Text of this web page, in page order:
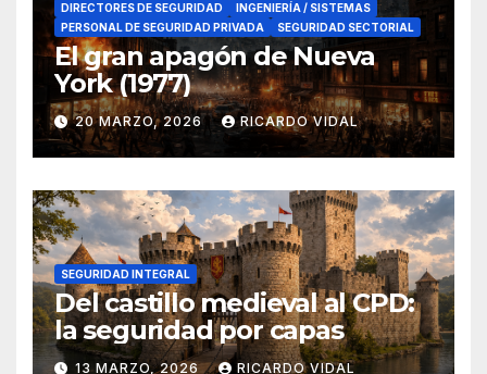
DIRECTORES DE SEGURIDAD
INGENIERÍA / SISTEMAS
PERSONAL DE SEGURIDAD PRIVADA
SEGURIDAD SECTORIAL
El gran apagón de Nueva
York (1977)
20 MARZO, 2026 RICARDO VIDAL
SEGURIDAD INTEGRAL
Del castillo medieval al CPD:
la seguridad por capas
13 MARZO, 2026 RICARDO VIDAL